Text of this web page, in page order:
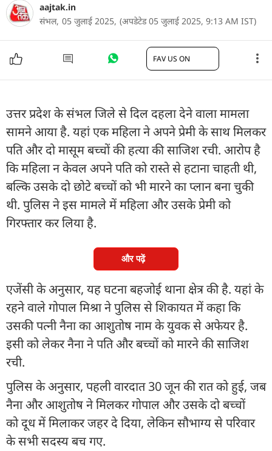
aajtak.in
संभल, 05 जुलाई 2025, (अपडेटेड 05 जुलाई 2025, 9:13 AM IST)
FAV US ON
उत्तर प्रदेश के संभल जिले से दिल दहला देने वाला मामला
सामने आया है. यहां एक महिला ने अपने प्रेमी के साथ मिलकर
पति और दो मासूम बच्चों की हत्या की साजिश रची. आरोप है
कि महिला न केवल अपने पति को रास्ते से हटाना चाहती थी,
बल्कि उसके दो छोटे बच्चों को भी मारने का प्लान बना चुकी
थी. पुलिस ने इस मामले में महिला और उसके प्रेमी को
गिरफ्तार कर लिया है.
और पढ़ें
एजेंसी के अनुसार, यह घटना बहजोई थाना क्षेत्र की है. यहां के
रहने वाले गोपाल मिश्रा ने पुलिस से शिकायत में कहा कि
उसकी पत्नी नैना का आशुतोष नाम के युवक से अफेयर है.
इसी को लेकर नैना ने पति और बच्चों को मारने की साजिश
रची.
पुलिस के अनुसार, पहली वारदात 30 जून की रात को हुई, जब
नैना और आशुतोष ने मिलकर गोपाल और उसके दो बच्चों
को दूध में मिलाकर जहर दे दिया, लेकिन सौभाग्य से परिवार
के सभी सदस्य बच गए.